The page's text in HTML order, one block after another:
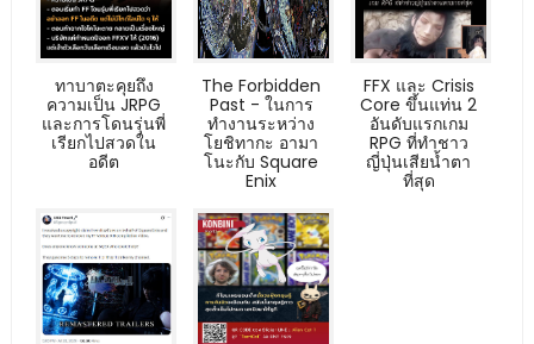
ทาบาตะคุยถึง
ความเป็น JRPG
และการโดนรุ่นพี่
เรียกไปสวดใน
อดีต
The Forbidden
Past - ในการ
ทำงานระหว่าง
โยชิทากะ อามา
โนะกับ Square
Enix
FFX และ Crisis
Core ขึ้นแท่น 2
อันดับแรกเกม
RPG ที่ทำชาว
ญี่ปุ่นเสียน้ำตา
ที่สุด